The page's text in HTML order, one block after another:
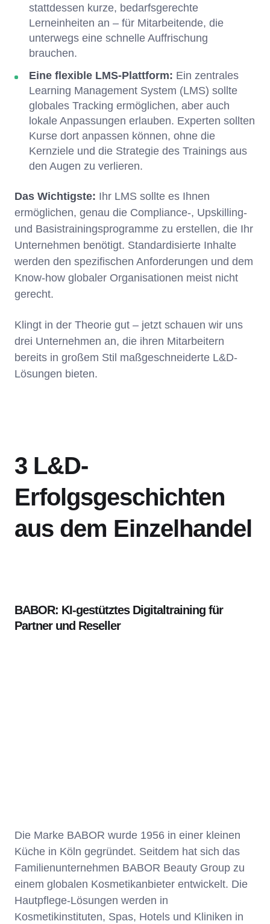
stattdessen kurze, bedarfsgerechte
Lerneinheiten an – für Mitarbeitende, die
unterwegs eine schnelle Auffrischung
brauchen.
Eine flexible LMS-Plattform: Ein zentrales
Learning Management System (LMS) sollte
globales Tracking ermöglichen, aber auch
lokale Anpassungen erlauben. Experten sollten
Kurse dort anpassen können, ohne die
Kernziele und die Strategie des Trainings aus
den Augen zu verlieren.
Das Wichtigste: Ihr LMS sollte es Ihnen
ermöglichen, genau die Compliance-, Upskilling-
und Basistrainingsprogramme zu erstellen, die Ihr
Unternehmen benötigt. Standardisierte Inhalte
werden den spezifischen Anforderungen und dem
Know-how globaler Organisationen meist nicht
gerecht.
Klingt in der Theorie gut – jetzt schauen wir uns
drei Unternehmen an, die ihren Mitarbeitern
bereits in großem Stil maßgeschneiderte L&D-
Lösungen bieten.
3 L&D-
Erfolgsgeschichten
aus dem Einzelhandel
BABOR: KI-gestütztes Digitaltraining für
Partner und Reseller
Die Marke BABOR wurde 1956 in einer kleinen
Küche in Köln gegründet. Seitdem hat sich das
Familienunternehmen BABOR Beauty Group zu
einem globalen Kosmetikanbieter entwickelt. Die
Hautpflege-Lösungen werden in
Kosmetikinstituten, Spas, Hotels und Kliniken in